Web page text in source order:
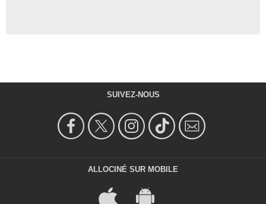
SUIVEZ-NOUS
ALLOCINÉ SUR MOBILE